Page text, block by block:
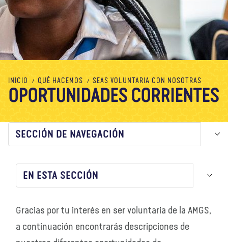
RECURSOS
Nosotros Blog Noticias Tienda Contacto DONAR
INICIO QUÉ HACEMOS SEAS VOLUNTARIA CON NOSOTRAS
OPORTUNIDADES CORRIENTES
SECCIÓN DE NAVEGACIÓN
EN ESTA SECCIÓN
Gracias por tu interés en ser voluntaria de la AMGS,
a continuación encontrarás descripciones de